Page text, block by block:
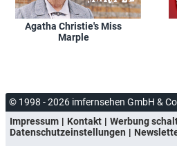
Agatha Christie's Miss
Marple
© 1998 - 2026 imfernsehen GmbH &
Impressum
Kontakt Werbung
Datenschutzeinstellungen